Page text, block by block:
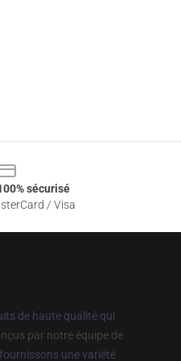
sécurisé
/ Visa
de haute qualité qui
par notre équipe de
une variété